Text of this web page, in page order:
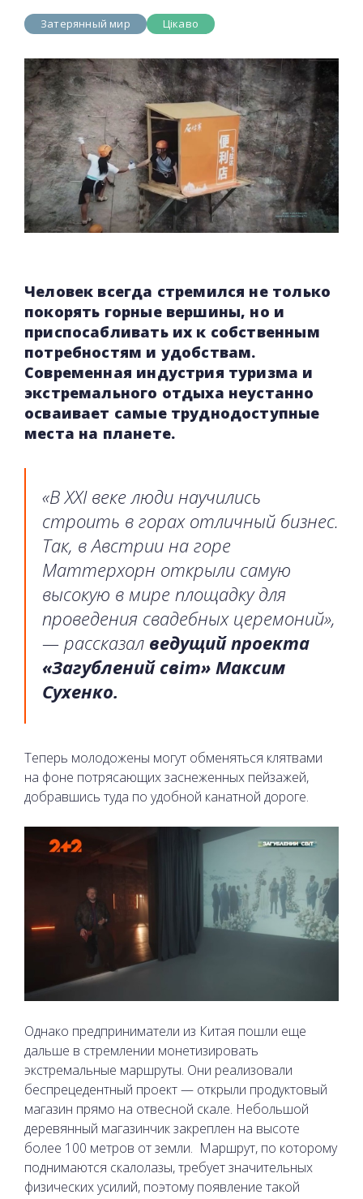
Затерянный мир Цікаво
Человек всегда стремился не только
покорять горные вершины, но и
приспосабливать их к собственным
потребностям и удобствам.
Современная индустрия туризма и
экстремального отдыха неустанно
осваивает самые труднодоступные
места на планете.
«В XXI веке люди научились
строить в горах отличный бизнес.
Так, в Австрии на горе
Маттерхорн открыли самую
высокую в мире площадку для
проведения свадебных церемоний»,
— рассказал ведущий проекта
«Загублений світ» Максим
Сухенко.
Теперь молодожены могут обменяться клятвами
на фоне потрясающих заснеженных пейзажей,
добравшись туда по удобной канатной дороге.
Однако предприниматели из Китая пошли еще
дальше в стремлении монетизировать
экстремальные маршруты. Они реализовали
беспрецедентный проект — открыли продуктовый
магазин прямо на отвесной скале. Небольшой
деревянный магазинчик закреплен на высоте
более 100 метров от земли. Маршрут, по которому
поднимаются скалолазы, требует значительных
физических усилий, поэтому появление такой